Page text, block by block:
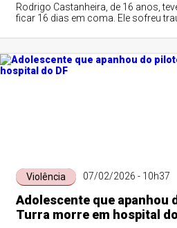
Rodrigo Castanheira, de 16 anos,
ficar 16 dias em coma. Ele sofreu
Violência 07/02/2026 - 10h37
Adolescente que apanhou
Turra morre em hospital